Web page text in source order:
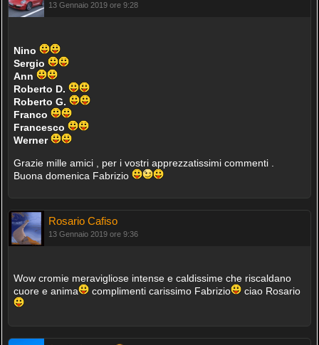
13 Gennaio 2019 ore 9:28
Nino
Sergio
Ann
Roberto D.
Roberto G.
Franco
Francesco
Werner
Grazie mille amici , per i vostri apprezzatissimi commenti .
Buona domenica Fabrizio
Rosario Cafiso
13 Gennaio 2019 ore 9:36
Wow cromie meravigliose intense e caldissime che riscaldano
cuore e anima
complimenti carissimo Fabrizio ciao Rosario